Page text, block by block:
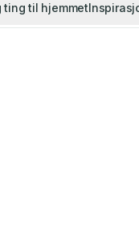
ting til hjemmet